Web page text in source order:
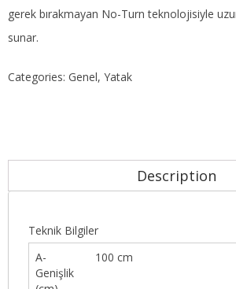
gerek bırakmayan No-Turn teknolojisiyle
sunar.
Categories: Genel, Yatak
Description
Teknik Bilgiler
A-
Genişlik
100 cm